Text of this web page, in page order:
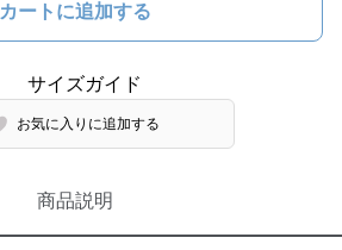
カートに追加する
お気に入りに追加する
商品説明